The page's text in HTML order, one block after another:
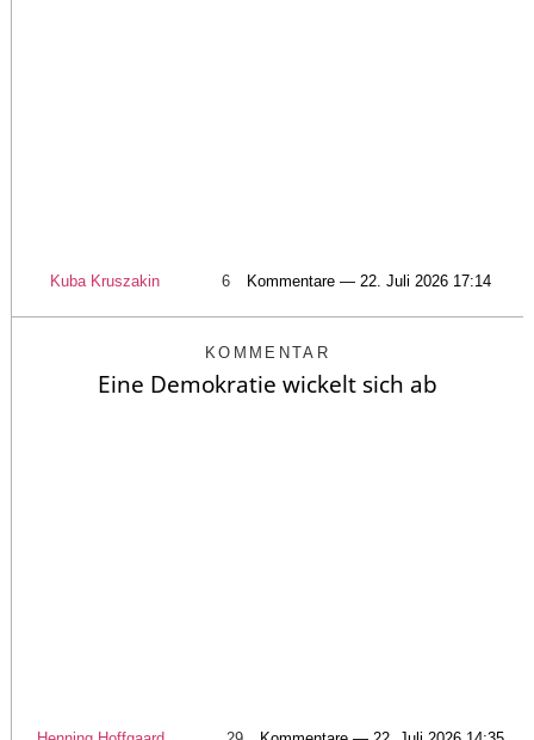
Kuba Kruszakin 6 Kommentare — 22. Juli 2026 17:14
KOMMENTAR
Eine Demokratie wickelt sich ab